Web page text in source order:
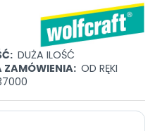
DUŻA ILOŚĆ
ZAMÓWIENIA: OD RĘKI